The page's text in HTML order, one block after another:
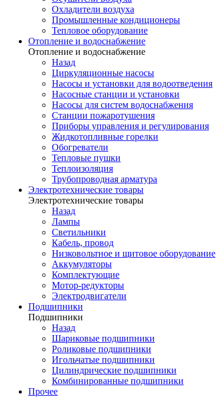
Охладители воздуха
Промышленные кондиционеры
Тепловое оборудование
Отопление и водоснабжение
Отопление и водоснабжение
Назад
Циркуляционные насосы
Насосы и установки для водоотведения
Насосные станции и установки
Насосы для систем водоснабжения
Станции пожаротушения
Приборы управления и регулирования
Жидкотопливные горелки
Обогреватели
Тепловые пушки
Теплоизоляция
Трубопроводная арматура
Электротехнические товары
Электротехнические товары
Назад
Лампы
Светильники
Кабель, провод
Низковольтное и щитовое оборудование
Аккумуляторы
Комплектующие
Мотор-редукторы
Электродвигатели
Подшипники
Подшипники
Назад
Шариковые подшипники
Роликовые подшипники
Игольчатые подшипники
Цилиндрические подшипники
Комбинированные подшипники
Прочее